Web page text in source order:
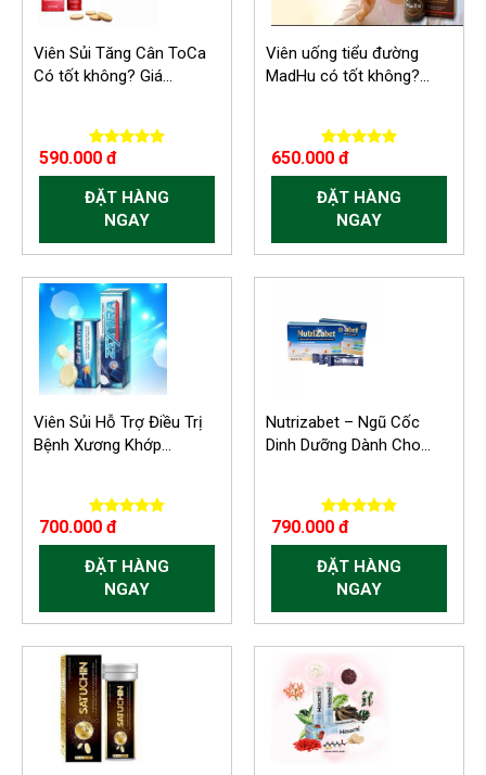
Viên Sủi Tăng Cân ToCa
Có tốt không? Giá...
590.000 đ
ĐẶT HÀNG
NGAY
Viên uống tiểu đường
MadHu có tốt không?...
650.000 đ
ĐẶT HÀNG
NGAY
Viên Sủi Hỗ Trợ Điều Trị
Bệnh Xương Khớp...
700.000 đ
ĐẶT HÀNG
NGAY
Nutrizabet – Ngũ Cốc
Dinh Dưỡng Dành Cho...
790.000 đ
ĐẶT HÀNG
NGAY